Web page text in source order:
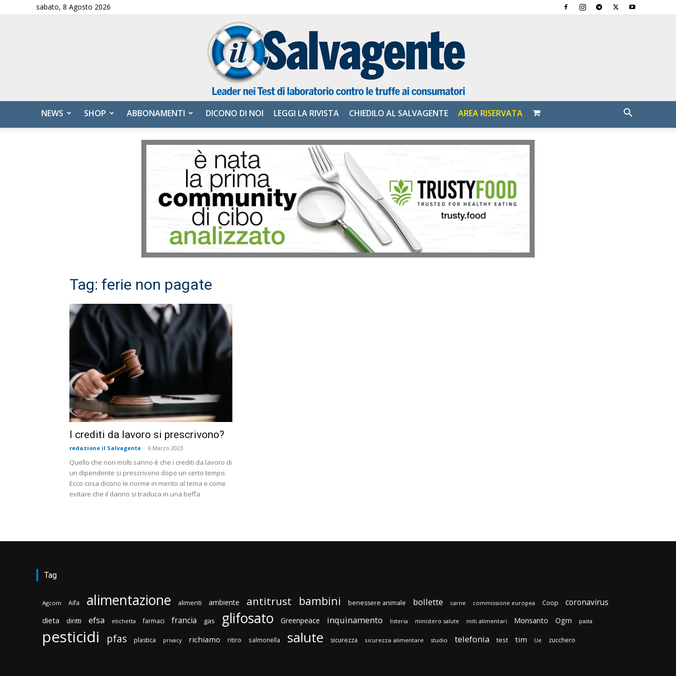
sabato, 8 Agosto 2026
Salvagente
NEWS SHOP ABBONAMENTI DICONO DI NOI LEGGI LA RIVISTA CHIEDILO AL SALVAGENTE AREA RISERVATA
Tag: ferie non pagate
I crediti da lavoro si prescrivono?
redazione il Salvagente - 6 Marzo 2023
Quello che non molti sanno è che i crediti da lavoro di
un dipendente si prescrivono dopo un certo tempo.
Ecco cosa dicono le norme in merito al tema e come
evitare che il danno si traduca in una beffa
Tag
Agcom Aifa alimentazione alimenti ambiente antitrust bambini benessere animale bollette carne commissione europea Coop coronavirus
dieta diritti efsa etichetta farmaci francia gas glifosato Greenpeace inquinamento listeria ministero salute miti alimentari Monsanto Ogm pasta
pesticidi pfas plastica privacy richiamo ritiro salmonella salute sicurezza sicurezza alimentare studio telefonia test tim Ue zucchero